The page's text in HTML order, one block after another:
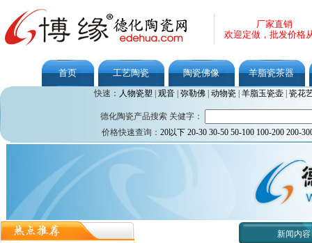
厂家直销
欢迎定做，批发价格
首页 工艺陶瓷 陶瓷佛像 羊脂瓷茶器
快速： 人物瓷塑 观音| 弥勒佛| 动物瓷| 羊脂玉瓷壶| 瓷花
德化陶瓷产品搜索 关健字：
价格快速查询： 20以下 20-30 30-50 50-100 100-200 200-
新闻内容